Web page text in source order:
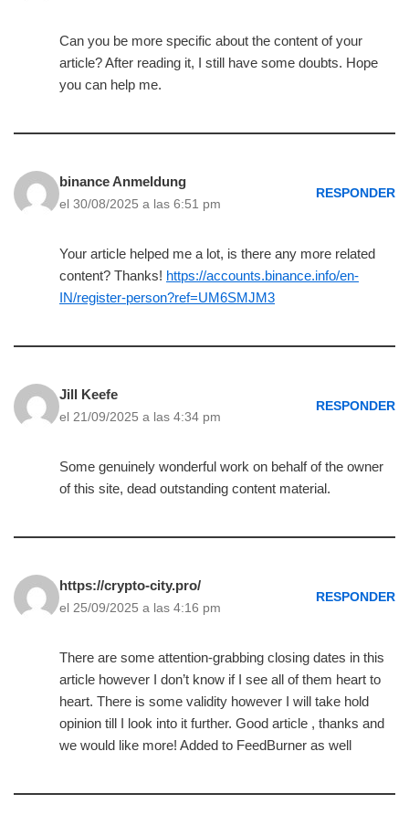
Can you be more specific about the content of your
article? After reading it, I still have some doubts. Hope
you can help me.
binance Anmeldung
el 30/08/2025 a las 6:51 pm
RESPONDER
Your article helped me a lot, is there any more related
content? Thanks! https://accounts.binance.info/en-
IN/register-person?ref=UM6SMJM3
Jill Keefe
el 21/09/2025 a las 4:34 pm
RESPONDER
Some genuinely wonderful work on behalf of the owner
of this site, dead outstanding content material.
https://crypto-city.pro/
el 25/09/2025 a las 4:16 pm
RESPONDER
There are some attention-grabbing closing dates in this
article however I don’t know if I see all of them heart to
heart. There is some validity however I will take hold
opinion till I look into it further. Good article , thanks and
we would like more! Added to FeedBurner as well